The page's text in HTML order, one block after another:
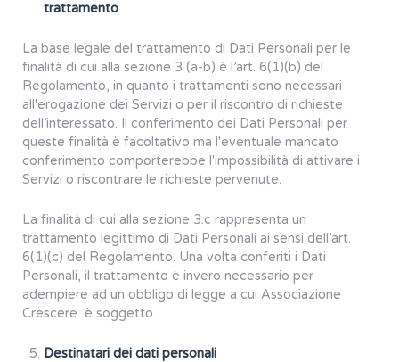
trattamento
La base legale del trattamento di Dati Personali per le
finalità di cui alla sezione 3 (a-b) è l’art. 6(1)(b) del
Regolamento, in quanto i trattamenti sono necessari
all'erogazione dei Servizi o per il riscontro di richieste
dell’interessato. Il conferimento dei Dati Personali per
queste finalità è facoltativo ma l'eventuale mancato
conferimento comporterebbe l'impossibilità di attivare i
Servizi o riscontrare le richieste pervenute.
La finalità di cui alla sezione 3.c rappresenta un
trattamento legittimo di Dati Personali ai sensi dell’art.
6(1)(c) del Regolamento. Una volta conferiti i Dati
Personali, il trattamento è invero necessario per
adempiere ad un obbligo di legge a cui Associazione
Crescere è soggetto.
Destinatari dei dati personali